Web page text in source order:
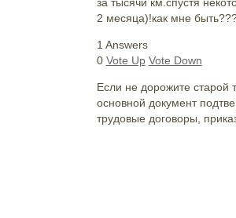
2 месяца)!как мне
1 Answers
0 Vote Up Vote Down
Если не дорожите старой
основной документ
трудовые договоры,